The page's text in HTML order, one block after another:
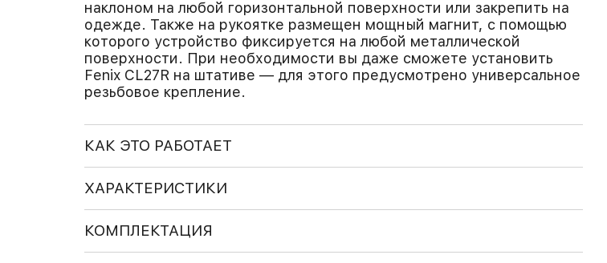
наклоном на любой горизонтальной поверхности или закрепить на
одежде. Также на рукоятке размещен мощный магнит, с помощью
которого устройство фиксируется на любой металлической
поверхности. При необходимости вы даже сможете установить
Fenix CL27R на штативе — для этого предусмотрено универсальное
резьбовое крепление.
КАК ЭТО РАБОТАЕТ
ХАРАКТЕРИСТИКИ
КОМПЛЕКТАЦИЯ